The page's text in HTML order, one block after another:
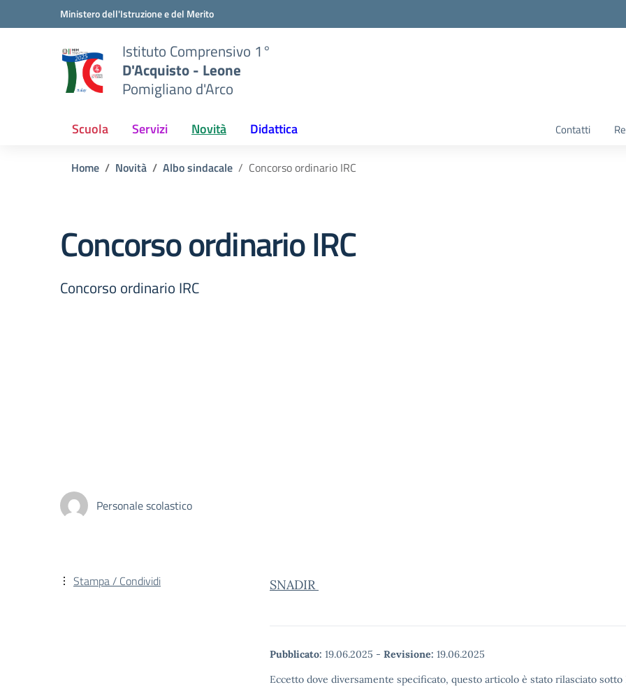
Vai ai contenuti
Vai al menu di navigazioneMinistero dell'Istruzione e del Merito
Istituto Comprensivo 1°
D'Acquisto - Leone
Pomigliano d'Arco
Scuola Servizi Novità Didattica Contatti
Home Novità Albo sindacale Concorso ordinario IRC
Concorso ordinario IRC
Concorso ordinario IRC
Personale scolastico
SNADIR
Pubblicato: 19.06.2025 - Revisione: 19.06.2025
Eccetto dove diversamente specificato, questo articolo è stato rilasciato
Stampa / Condividi